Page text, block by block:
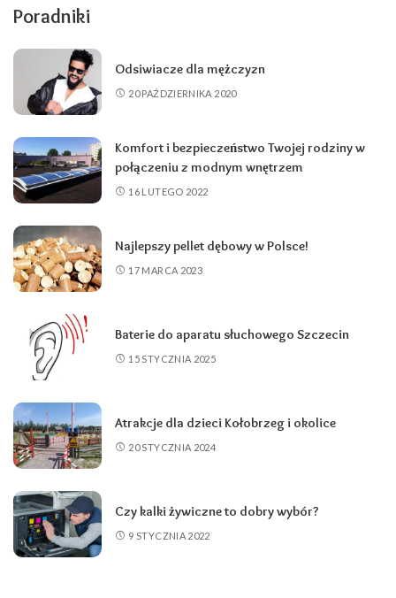
Poradniki
Odsiwiacze dla mężczyzn
20 PAŹDZIERNIKA 2020
Komfort i bezpieczeństwo Twojej rodziny w
połączeniu z modnym wnętrzem
16 LUTEGO 2022
Najlepszy pellet dębowy w Polsce!
17 MARCA 2023
Baterie do aparatu słuchowego Szczecin
15 STYCZNIA 2025
Atrakcje dla dzieci Kołobrzeg i okolice
20 STYCZNIA 2024
Czy kalki żywiczne to dobry wybór?
9 STYCZNIA 2022